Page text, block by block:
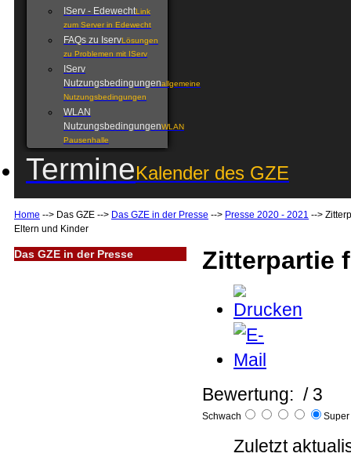
IServ - EdewechtLink
zum Server in Edewecht
FAQs zu IservLösungen
zu Problemen mit IServ
IServ
Nutzungsbedingungenallgemeine
Nutzungsbedingungen
WLAN
NutzungsbedingungenWLAN
Pausenhalle
TermineKalender des GZE
Home --> Das GZE --> Das GZE in der Presse --> Presse 2020 - 2021 -->
Eltern und Kinder
Zitterpartie
Bewertung: / 3
Schwach Super
Zuletzt
Das GZE in der Presse